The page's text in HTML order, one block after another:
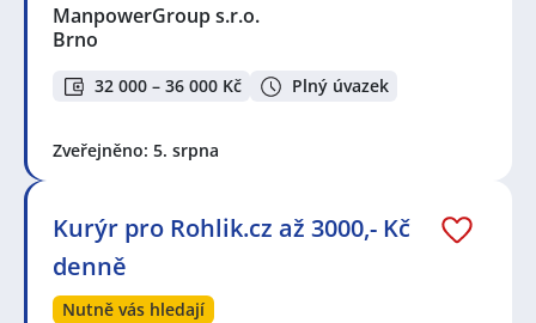
ManpowerGroup s.r.o.
Brno
32 000 – 36 000 Kč Plný úvazek
Zveřejněno: 5. srpna
Kurýr pro Rohlik.cz až 3000,- Kč
denně
Nutně vás hledají